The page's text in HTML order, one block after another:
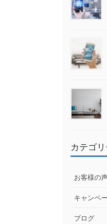
カテゴ
お客様の
キャンペ
ブログ